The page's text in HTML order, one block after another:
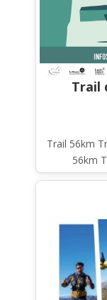
Trail
Trail 56km
56km